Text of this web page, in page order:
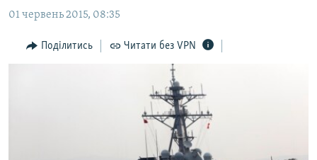
основної
навігації
Перейти
до
БЛОГИ
ПОГЛЯД
ЯК ОБІЙТИ БЛОКУВАННЯ
01 червень 2015, 08:35
Поділитись Читати без VPN